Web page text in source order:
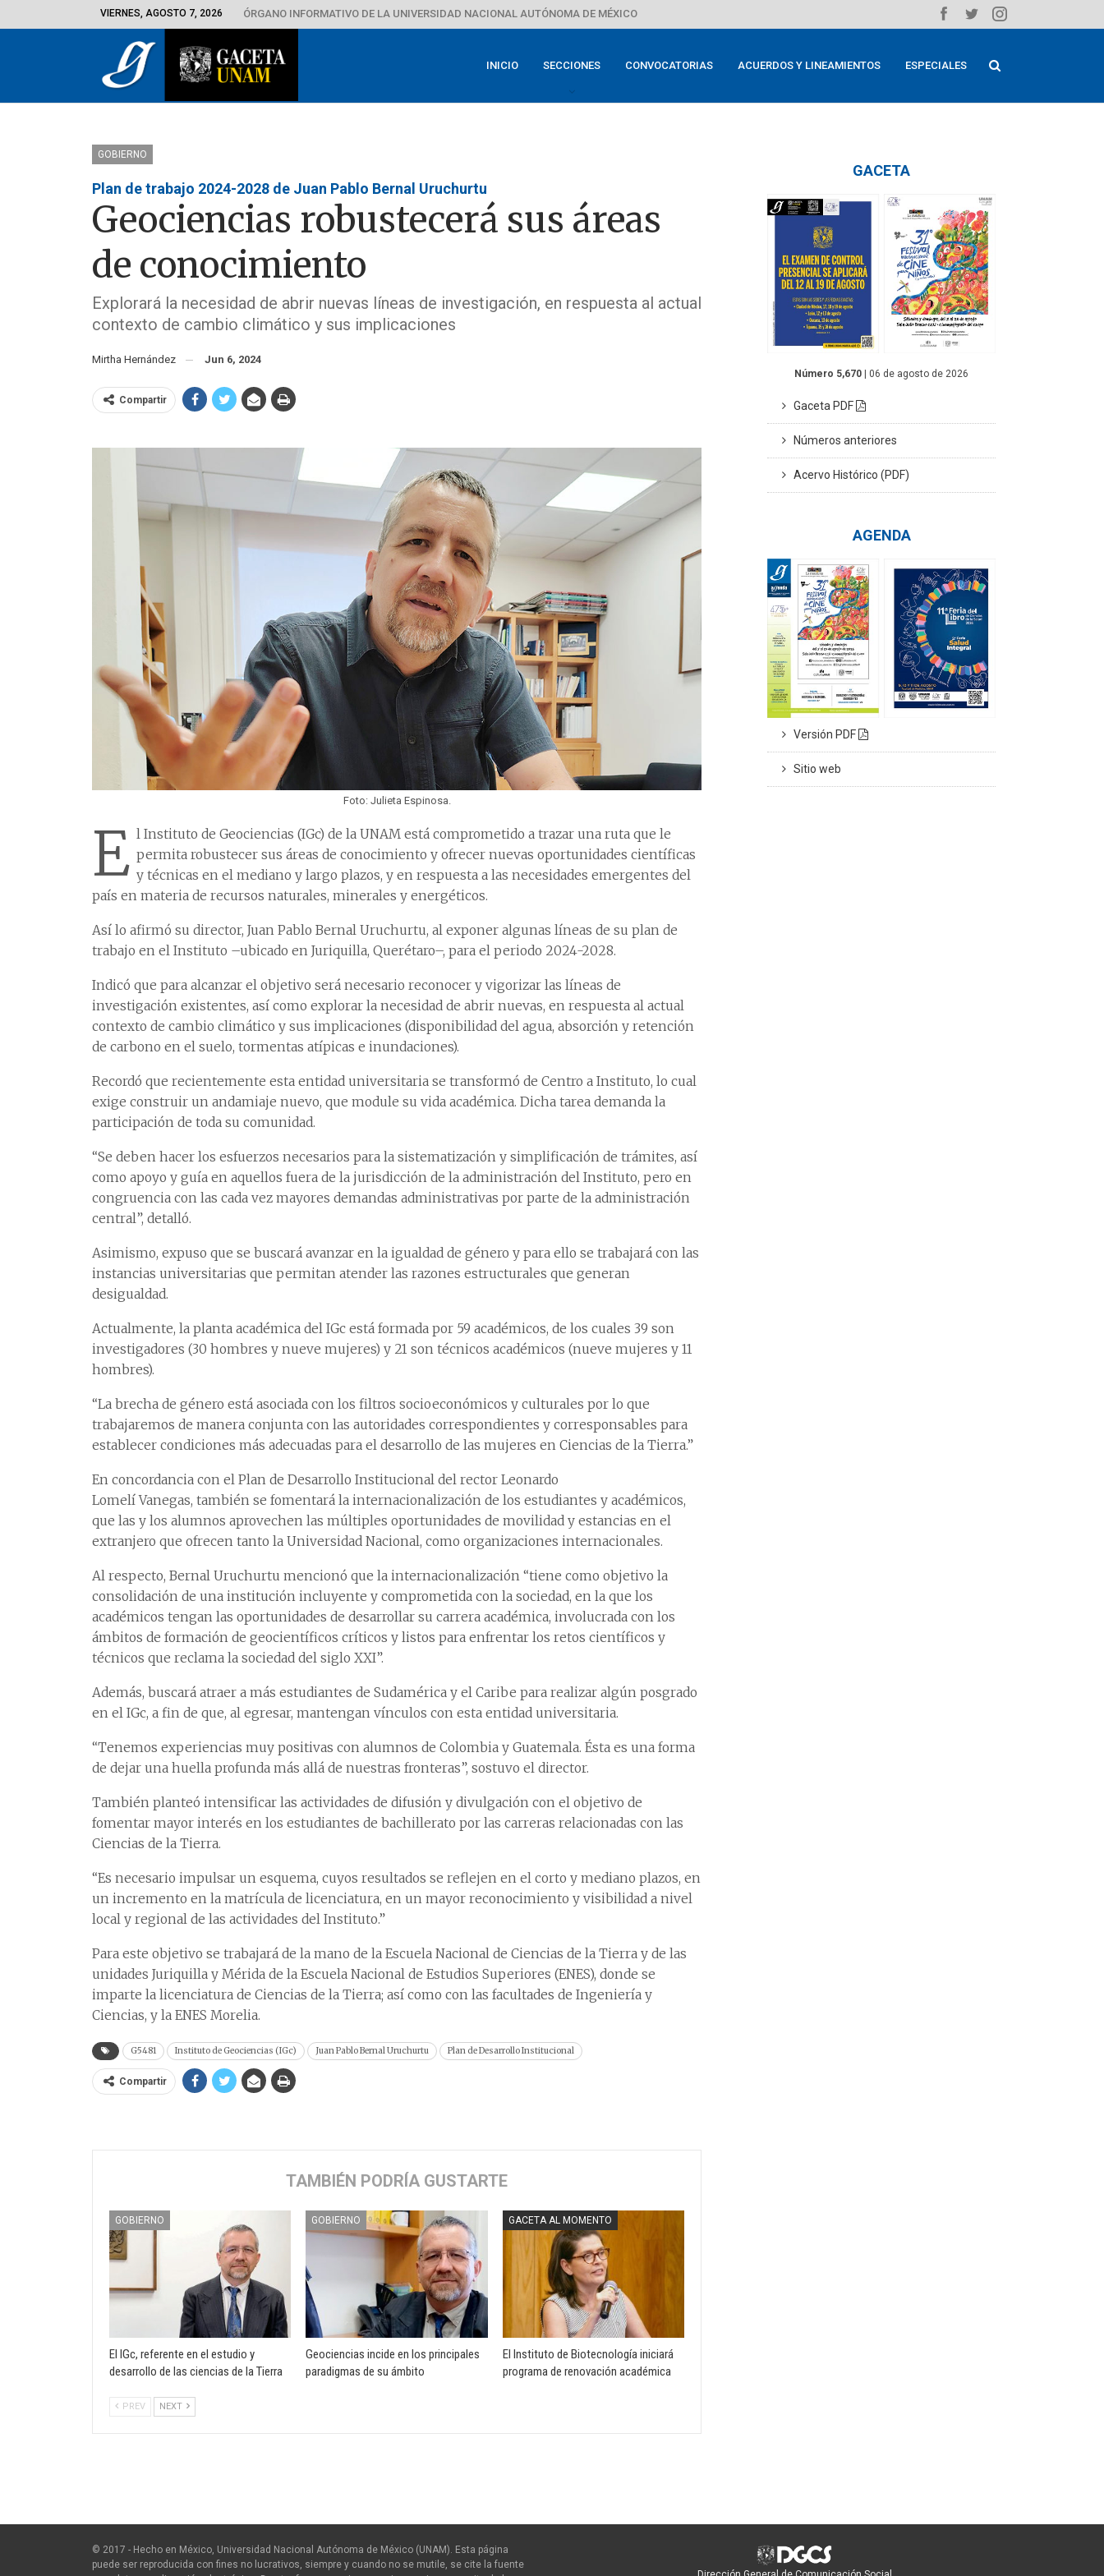
VIERNES, AGOSTO 7, 2026 ÓRGANO INFORMATIVO DE LA UNIVERSIDAD NACIONAL AUTÓNOMA DE MÉXICO
INICIO SECCIONES CONVOCATORIAS ACUERDOS Y LINEAMIENTOS ESPECIALES
GOBIERNO
Plan de trabajo 2024-2028 de Juan Pablo Bernal Uruchurtu
Geociencias robustecerá sus áreas
de conocimiento
Explorará la necesidad de abrir nuevas líneas de investigación, en respuesta al actual
contexto de cambio climático y sus implicaciones
Mirtha Hernández Jun 6, 2024
Compartir
Foto: Julieta Espinosa.
E l Instituto de Geociencias (IGc) de la UNAM está comprometido a trazar una ruta que le
permita robustecer sus áreas de conocimiento y ofrecer nuevas oportunidades científicas
y técnicas en el mediano y largo plazos, y en respuesta a las necesidades emergentes del
país en materia de recursos naturales, minerales y energéticos.
Así lo afirmó su director, Juan Pablo Bernal Uruchurtu, al exponer algunas líneas de su plan de
trabajo en el Instituto –ubicado en Juriquilla, Querétaro–, para el periodo 2024-2028.
Indicó que para alcanzar el objetivo será necesario reconocer y vigorizar las líneas de
investigación existentes, así como explorar la necesidad de abrir nuevas, en respuesta al actual
contexto de cambio climático y sus implicaciones (disponibilidad del agua, absorción y retención
de carbono en el suelo, tormentas atípicas e inundaciones).
Recordó que recientemente esta entidad universitaria se transformó de Centro a Instituto, lo cual
exige construir un andamiaje nuevo, que module su vida académica. Dicha tarea demanda la
participación de toda su comunidad.
“Se deben hacer los esfuerzos necesarios para la sistematización y simplificación de trámites, así
como apoyo y guía en aquellos fuera de la jurisdicción de la administración del Instituto, pero en
congruencia con las cada vez mayores demandas administrativas por parte de la administración
central”, detalló.
Asimismo, expuso que se buscará avanzar en la igualdad de género y para ello se trabajará con las
instancias universitarias que permitan atender las razones estructurales que generan
desigualdad.
Actualmente, la planta académica del IGc está formada por 59 académicos, de los cuales 39 son
investigadores (30 hombres y nueve mujeres) y 21 son técnicos académicos (nueve mujeres y 11
hombres).
“La brecha de género está asociada con los filtros socioeconómicos y culturales por lo que
trabajaremos de manera conjunta con las autoridades correspondientes y corresponsables para
establecer condiciones más adecuadas para el desarrollo de las mujeres en Ciencias de la Tierra.”
En concordancia con el Plan de Desarrollo Institucional del rector Leonardo
Lomelí Vanegas, también se fomentará la internacionalización de los estudiantes y académicos,
que las y los alumnos aprovechen las múltiples oportunidades de movilidad y estancias en el
extranjero que ofrecen tanto la Universidad Nacional, como organizaciones internacionales.
Al respecto, Bernal Uruchurtu mencionó que la internacionalización “tiene como objetivo la
consolidación de una institución incluyente y comprometida con la sociedad, en la que los
académicos tengan las oportunidades de desarrollar su carrera académica, involucrada con los
ámbitos de formación de geocientíficos críticos y listos para enfrentar los retos científicos y
técnicos que reclama la sociedad del siglo XXI”.
Además, buscará atraer a más estudiantes de Sudamérica y el Caribe para realizar algún posgrado
en el IGc, a fin de que, al egresar, mantengan vínculos con esta entidad universitaria.
“Tenemos experiencias muy positivas con alumnos de Colombia y Guatemala. Ésta es una forma
de dejar una huella profunda más allá de nuestras fronteras”, sostuvo el director.
También planteó intensificar las actividades de difusión y divulgación con el objetivo de
fomentar mayor interés en los estudiantes de bachillerato por las carreras relacionadas con las
Ciencias de la Tierra.
“Es necesario impulsar un esquema, cuyos resultados se reflejen en el corto y mediano plazos, en
un incremento en la matrícula de licenciatura, en un mayor reconocimiento y visibilidad a nivel
local y regional de las actividades del Instituto.”
Para este objetivo se trabajará de la mano de la Escuela Nacional de Ciencias de la Tierra y de las
unidades Juriquilla y Mérida de la Escuela Nacional de Estudios Superiores (ENES), donde se
imparte la licenciatura de Ciencias de la Tierra; así como con las facultades de Ingeniería y
Ciencias, y la ENES Morelia.
G5481 Instituto de Geociencias (IGc) Juan Pablo Bernal Uruchurtu Plan de Desarrollo Institucional
Compartir
TAMBIÉN PODRÍA GUSTARTE
GOBIERNO
El IGc, referente en el estudio y
desarrollo de las ciencias de la Tierra
GOBIERNO
Geociencias incide en los principales
paradigmas de su ámbito
GACETA AL MOMENTO
El Instituto de Biotecnología iniciará
programa de renovación académica
PREV NEXT
GACETA
Número 5,670 | 06 de agosto de 2026
Gaceta PDF
Números anteriores
Acervo Histórico (PDF)
AGENDA
Versión PDF
Sitio web
© 2017 - Hecho en México, Universidad Nacional Autónoma de México (UNAM). Esta página
puede ser reproducida con fines no lucrativos, siempre y cuando no se mutile, se cite la fuente